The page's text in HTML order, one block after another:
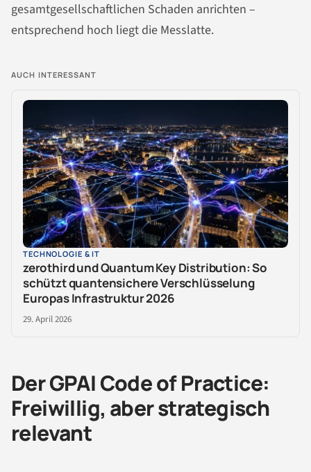
gesamtgesellschaftlichen Schaden anrichten –
entsprechend hoch liegt die Messlatte.
AUCH INTERESSANT
TECHNOLOGIE & IT
zerothird und Quantum Key Distribution: So
schützt quantensichere Verschlüsselung
Europas Infrastruktur 2026
29. April 2026
Der GPAI Code of Practice:
Freiwillig, aber strategisch
relevant